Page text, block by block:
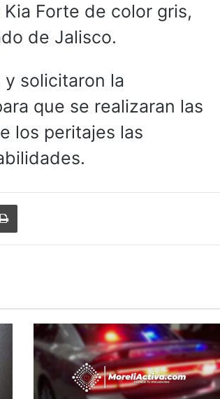
Forte de color gris,
de Jalisco.
solicitaron la
que se realizaran las
los peritajes las
correo electrónicoImprimir